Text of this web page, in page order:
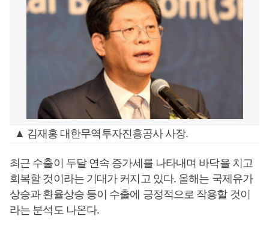
▲ 김재홍 대한무역투자진흥공사 사장.
최근 수출이 두달 연속 증가세를 나타내며 바닥을 치고
회복할 것이라는 기대가 커지고 있다. 올해는 국제유가
상승과 환율상승 등이 수출에 긍정적으로 작용할 것이
라는 분석도 나온다.